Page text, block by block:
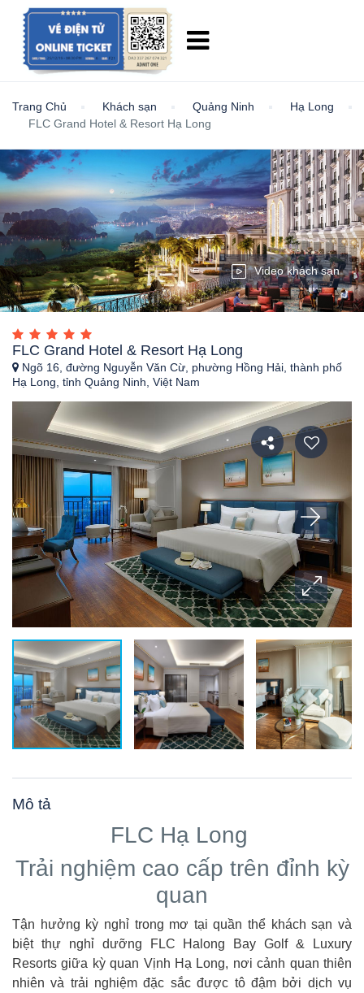
Trang Chủ Khách sạn Quảng Ninh
Hạ Long
FLC Grand Hotel & Resort Hạ Long
Video khách sạn
FLC Grand Hotel & Resort Hạ Long
Ngõ 16, đường Nguyễn Văn Cừ, phường Hồng Hải, thành phố
Hạ Long, tỉnh Quảng Ninh, Việt Nam
Mô tả
FLC Hạ Long
Trải nghiệm cao cấp trên đỉnh kỳ
quan
Tận hưởng kỳ nghỉ trong mơ tại quần thể khách sạn và
biệt thự nghỉ dưỡng FLC Halong Bay Golf & Luxury
Resorts giữa kỳ quan Vịnh Hạ Long, nơi cảnh quan thiên
nhiên và trải nghiệm đặc sắc được tô đậm bởi dịch vụ